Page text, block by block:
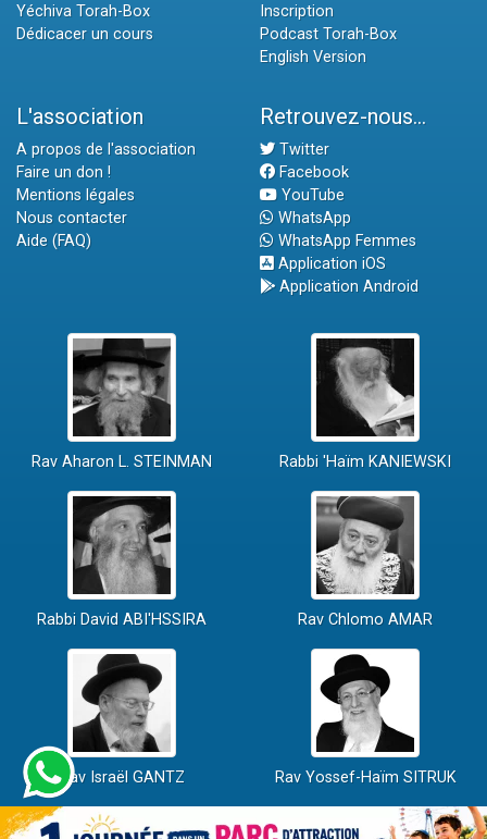
Yéchiva Torah-Box
Dédicacer un cours
Inscription
Podcast Torah-Box
English Version
L'association
A propos de l'association
Faire un don !
Mentions légales
Nous contacter
Aide (FAQ)
Retrouvez-nous...
Twitter
Facebook
YouTube
WhatsApp
WhatsApp Femmes
Application iOS
Application Android
Rav Aharon L. STEINMAN Rabbi 'Haïm KANIEWSKI
Rabbi David ABI'HSSIRA Rav Chlomo AMAR
Rav Israël GANTZ Rav Yossef-Haïm SITRUK